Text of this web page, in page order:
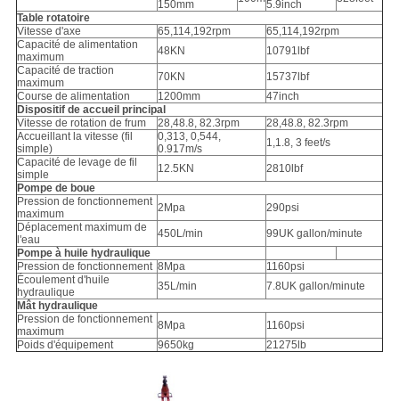
150mm
5.9inch
Table rotatoire
Vitesse d'axe
65,114,192rpm
65,114,192rpm
Capacité de alimentation
maximum
48KN
10791lbf
Capacité de traction
maximum
70KN
15737lbf
Course de alimentation
1200mm
47inch
Dispositif de accueil principal
Vitesse de rotation de frum
28,48.8, 82.3rpm
28,48.8, 82.3rpm
Accueillant la vitesse (fil
simple)
0,313, 0,544,
0.917m/s
1,1.8, 3 feet/s
Capacité de levage de fil
simple
12.5KN
2810lbf
Pompe de boue
Pression de fonctionnement
maximum
2Mpa
290psi
Déplacement maximum de
l'eau
450L/min
99UK gallon/minute
Pompe à huile hydraulique
Pression de fonctionnement 8Mpa
1160psi
Écoulement d'huile
hydraulique
35L/min
7.8UK gallon/minute
Mât hydraulique
Pression de fonctionnement
maximum
8Mpa
1160psi
Poids d'équipement
9650kg 21275lb